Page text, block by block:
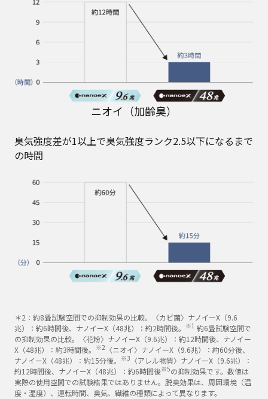
ニオイ（加齢臭）
臭気強度差が1以上で臭気強度ランク2.5以下になるまで
の時間
＊2：約8畳試験空間での抑制効果の比較。〈カビ菌〉ナノイーX（9.6
兆）：約6時間後、ナノイーX（48兆）：約2時間後。 ※1 約6畳試験空間で
の抑制効果の比較。〈花粉〉ナノイーX（9.6兆）：約12時間後、ナノイー
X（48兆）：約3時間後。 ※2 〈ニオイ〉ナノイーX（9.6兆）：約60分後、
ナノイーX（48兆）：約15分後。 ※3 〈アレル物質〉ナノイーX（9.6兆）：
約12時間後、ナノイーX（48兆）：約6時間後※5の抑制効果です。数値は
実際の使用空間での試験結果ではありません。脱臭効果は、周囲環境（温
度・湿度）、運転時間、臭気、繊維の種類によって異なります。